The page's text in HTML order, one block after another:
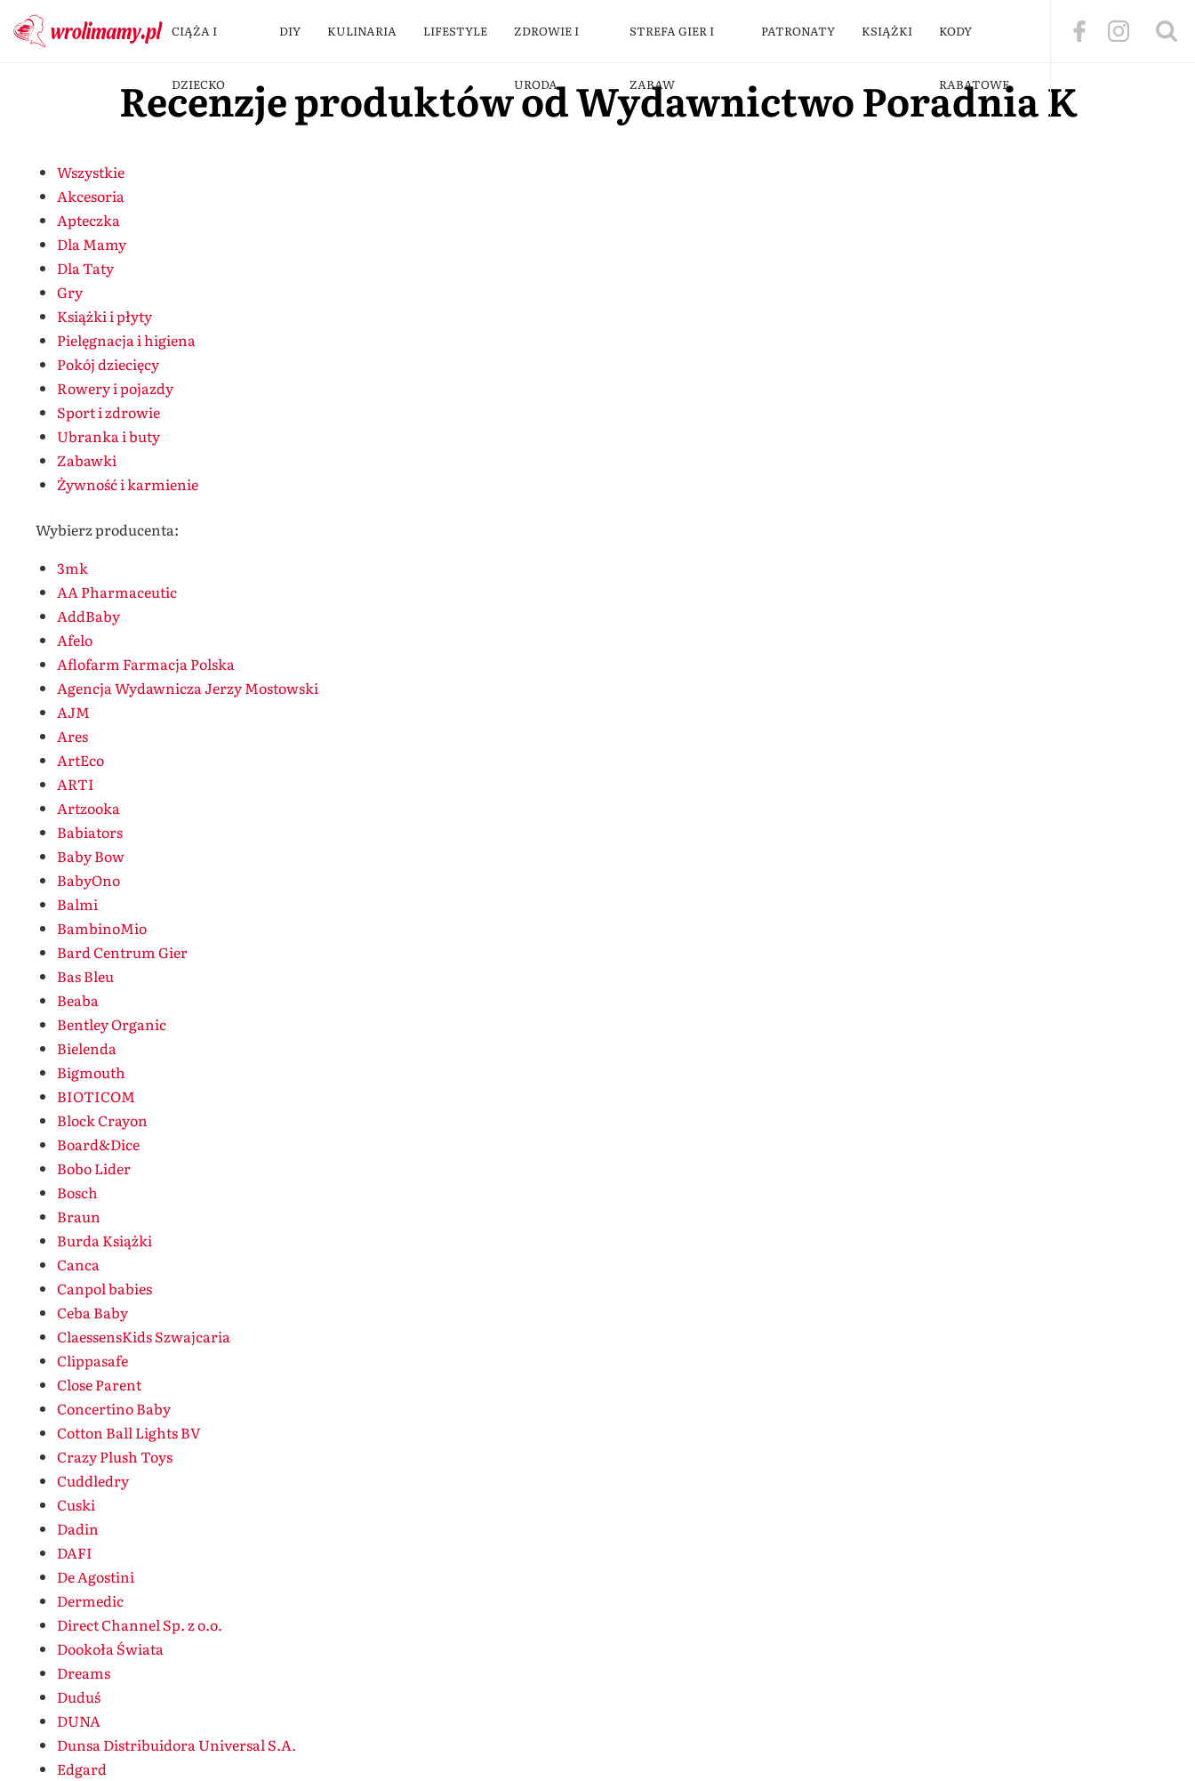
CIĄŻA I
DZIECKO
DIY KULINARIA LIFESTYLE ZDROWIE I
URODA
STREFA GIER I
ZABAW
PATRONATY KSIĄŻKI KODY
RABATOWE
Recenzje produktów od Wydawnictwo Poradnia K
Wszystkie
Akcesoria
Apteczka
Dla Mamy
Dla Taty
Gry
Książki i płyty
Pielęgnacja i higiena
Pokój dziecięcy
Rowery i pojazdy
Sport i zdrowie
Ubranka i buty
Zabawki
Żywność i karmienie
Wybierz producenta:
3mk
AA Pharmaceutic
AddBaby
Afelo
Aflofarm Farmacja Polska
Agencja Wydawnicza Jerzy Mostowski
AJM
Ares
ArtEco
ARTI
Artzooka
Babiators
Baby Bow
BabyOno
Balmi
BambinoMio
Bard Centrum Gier
Bas Bleu
Beaba
Bentley Organic
Bielenda
Bigmouth
BIOTICOM
Block Crayon
Board&Dice
Bobo Lider
Bosch
Braun
Burda Książki
Canca
Canpol babies
Ceba Baby
ClaessensKids Szwajcaria
Clippasafe
Close Parent
Concertino Baby
Cotton Ball Lights BV
Crazy Plush Toys
Cuddledry
Cuski
Dadin
DAFI
De Agostini
Dermedic
Direct Channel Sp. z o.o.
Dookoła Świata
Dreams
Duduś
DUNA
Dunsa Distribuidora Universal S.A.
Edgard